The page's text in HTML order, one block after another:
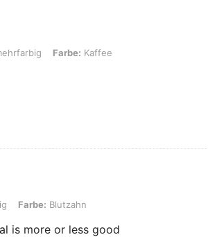
Farbe: KaffeeFarbe: Kaffee
Blutzahn
Farbe: Blutzahn
is more or less good